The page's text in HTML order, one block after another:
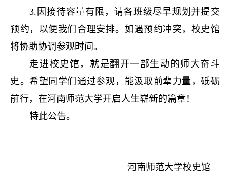
3. 因接待容量有限，请各班级尽早规划并提交
预约，以便我们合理安排。如遇预约冲突，校史馆
将协助协调参观时间。
走进校史馆，就是翻开一部生动的师大奋斗
史。希望同学们通过参观，能汲取前辈力量，砥砺
前行，在河南师范大学开启人生崭新的篇章！
特此公告。
河南师范大学校史馆